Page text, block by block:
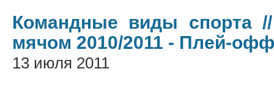
Командные виды спорта//
мячом 2010/2011 - Плей-офф
13 июля 2011